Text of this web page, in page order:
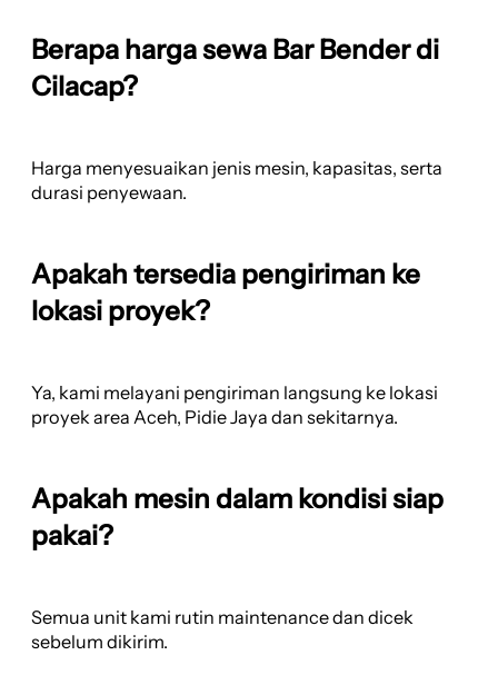
Berapa harga sewa Bar Bender di
Cilacap?
Harga menyesuaikan jenis mesin, kapasitas, serta
durasi penyewaan.
Apakah tersedia pengiriman ke
lokasi proyek?
Ya, kami melayani pengiriman langsung ke lokasi
proyek area Aceh, Pidie Jaya dan sekitarnya.
Apakah mesin dalam kondisi siap
pakai?
Semua unit kami rutin maintenance dan dicek
sebelum dikirim.